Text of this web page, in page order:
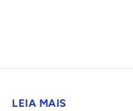
LEIA MAIS